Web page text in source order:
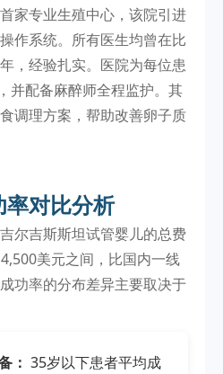
家专业生殖中心，该院引进
作系统。所有医生均曾在比
，经验扎实。医院为每位患
并配备麻醉师全程监护。其
调理方案，帮助改善卵子质
率对比分析
尔吉斯斯坦试管婴儿的总费
美元之间，比国内一线
功率的分布差异主要取决于
： 35岁以下患者平均成